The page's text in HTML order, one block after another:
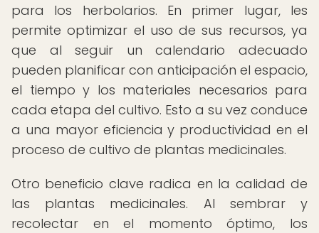
para los herbolarios. En primer lugar, les
permite optimizar el uso de sus recursos, ya
que al seguir un calendario adecuado
pueden planificar con anticipación el espacio,
el tiempo y los materiales necesarios para
cada etapa del cultivo. Esto a su vez conduce
a una mayor eficiencia y productividad en el
proceso de cultivo de plantas medicinales.
Otro beneficio clave radica en la calidad de
las plantas medicinales. Al sembrar y
recolectar en el momento óptimo, los